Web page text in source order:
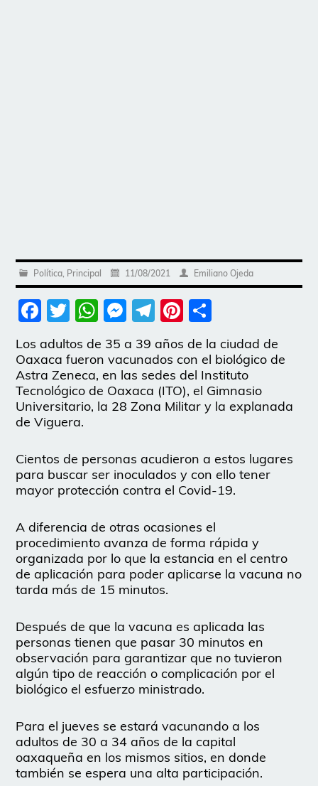
Política, Principal 11/08/2021 Emiliano Ojeda
Facebook
Twitter
WhatsApp
Messenger
Telegram
Pinterest
Los adultos de 35 a 39 años de la ciudad de
Oaxaca fueron vacunados con el biológico de
Astra Zeneca, en las sedes del Instituto
Tecnológico de Oaxaca (ITO), el Gimnasio
Universitario, la 28 Zona Militar y la explanada
de Viguera.
Cientos de personas acudieron a estos lugares
para buscar ser inoculados y con ello tener
mayor protección contra el Covid-19.
A diferencia de otras ocasiones el
procedimiento avanza de forma rápida y
organizada por lo que la estancia en el centro
de aplicación para poder aplicarse la vacuna no
tarda más de 15 minutos.
Después de que la vacuna es aplicada las
personas tienen que pasar 30 minutos en
observación para garantizar que no tuvieron
algún tipo de reacción o complicación por el
biológico el esfuerzo ministrado.
Para el jueves se estará vacunando a los
adultos de 30 a 34 años de la capital
oaxaqueña en los mismos sitios, en donde
también se espera una alta participación.